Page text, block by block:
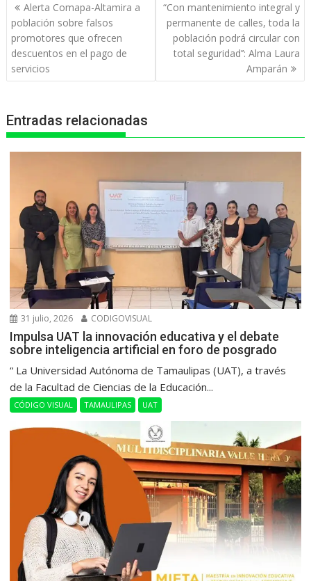
s
A
p
b
o
e
n
r
t
de
entradas
Alerta Comapa-Altamira a
población sobre falsos
promotores que ofrecen
descuentos en el pago de
servicios
“Con mantenimiento integral y
permanente de calles, toda la
población podrá circular con
total seguridad’’: Alma Laura
Amparán
Entradas relacionadas
31 julio, 2026 CODIGOVISUAL
Impulsa UAT la innovación educativa y el debate
sobre inteligencia artificial en foro de posgrado
“ La Universidad Autónoma de Tamaulipas (UAT), a través
de la Facultad de Ciencias de la Educación...
CÓDIGO VISUAL TAMAULIPAS UAT